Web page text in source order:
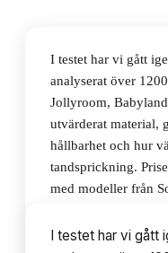
I testet har vi gått
analyserat över
Jollyroom,
utvärderat material,
hållbarhet och hur
tandsprickning.
med modeller från
I testet har vi gått